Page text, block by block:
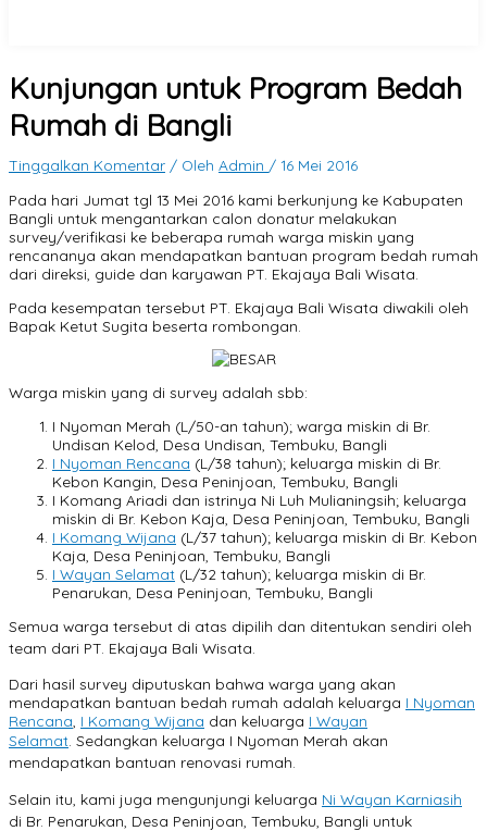
Kunjungan untuk Program Bedah
Rumah di Bangli
Tinggalkan Komentar / Oleh Admin / 16 Mei 2016
Pada hari Jumat tgl 13 Mei 2016 kami berkunjung ke Kabupaten
Bangli untuk mengantarkan calon donatur melakukan
survey/verifikasi ke beberapa rumah warga miskin yang
rencananya akan mendapatkan bantuan program bedah rumah
dari direksi, guide dan karyawan PT. Ekajaya Bali Wisata.
Pada kesempatan tersebut PT. Ekajaya Bali Wisata diwakili oleh
Bapak Ketut Sugita beserta rombongan.
Warga miskin yang di survey adalah sbb:
I Nyoman Merah (L/50-an tahun); warga miskin di Br.
Undisan Kelod, Desa Undisan, Tembuku, Bangli
I Nyoman Rencana (L/38 tahun); keluarga miskin di Br.
Kebon Kangin, Desa Peninjoan, Tembuku, Bangli
I Komang Ariadi dan istrinya Ni Luh Mulianingsih; keluarga
miskin di Br. Kebon Kaja, Desa Peninjoan, Tembuku, Bangli
I Komang Wijana (L/37 tahun); keluarga miskin di Br. Kebon
Kaja, Desa Peninjoan, Tembuku, Bangli
I Wayan Selamat (L/32 tahun); keluarga miskin di Br.
Penarukan, Desa Peninjoan, Tembuku, Bangli
Semua warga tersebut di atas dipilih dan ditentukan sendiri oleh
team dari PT. Ekajaya Bali Wisata.
Dari hasil survey diputuskan bahwa warga yang akan
mendapatkan bantuan bedah rumah adalah keluarga I Nyoman
Rencana I Komang Wijana dan keluarga I Wayan
Selamat Sedangkan keluarga I Nyoman Merah akan
mendapatkan bantuan renovasi rumah.
Selain itu, kami juga mengunjungi keluarga Ni Wayan Karniasih
di Br. Penarukan, Desa Peninjoan, Tembuku, Bangli untuk